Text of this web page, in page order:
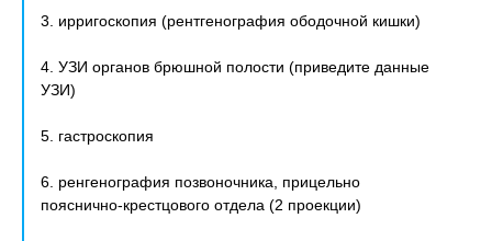
3. ирригоскопия (рентгенография ободочной кишки)
4. УЗИ органов брюшной полости (приведите данные
УЗИ)
5. гастроскопия
6. ренгенография позвоночника, прицельно
пояснично-крестцового отдела (2 проекции)